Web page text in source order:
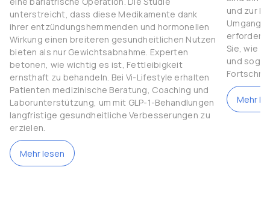
unterstreicht, dass diese Medikamente dank
ihrer entzündungshemmenden und hormonellen
Wirkung einen breiteren gesundheitlichen Nutzen
bieten als nur Gewichtsabnahme. Experten
betonen, wie wichtig es ist, Fettleibigkeit
ernsthaft zu behandeln. Bei Vi-Lifestyle erhalten
Patienten medizinische Beratung, Coaching und
Laborunterstützung, um mit GLP-1-Behandlungen
langfristige gesundheitliche Verbesserungen zu
erzielen.
Mehr lesen
und zur
Umgang
erfordert
Sie, wie
und
Mehr